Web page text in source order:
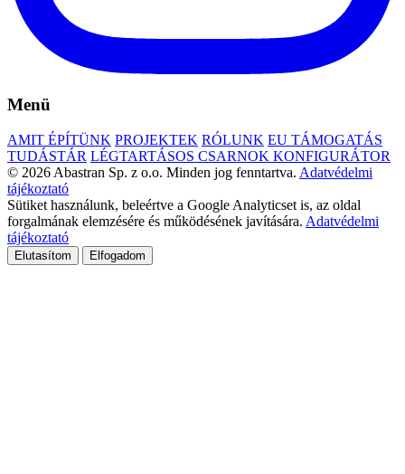
Menü
AMIT ÉPÍTÜNK PROJEKTEK RÓLUNK EU TÁMOGATÁS
TUDÁSTÁR LÉGTARTÁSOS CSARNOK KONFIGURÁTOR
© 2026 Abastran Sp. z o.o. Minden jog fenntartva. Adatvédelmi
tájékoztató
Sütiket használunk, beleértve a Google Analyticset is, az oldal
forgalmának elemzésére és működésének javítására. Adatvédelmi
tájékoztató
Elutasítom Elfogadom